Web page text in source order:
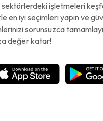
sektörlerdeki işletmeleri
en iyi seçimleri yapın ve
sorunsuzca
değer katar!